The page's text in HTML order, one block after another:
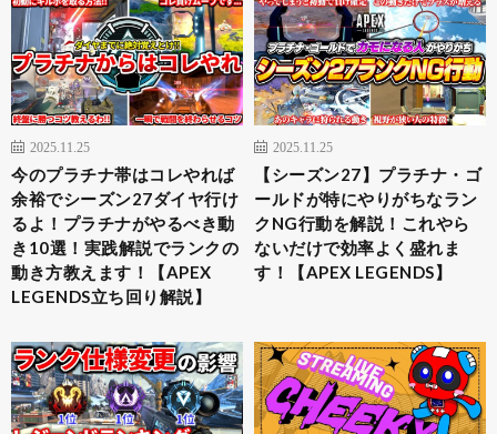
2025.11.25
今のプラチナ帯はコレやれば
余裕でシーズン27ダイヤ行け
るよ！プラチナがやるべき動
き10選！実践解説でランクの
動き方教えます！【APEX
LEGENDS立ち回り解説】
2025.11.25
【シーズン27】プラチナ・ゴ
ールドが特にやりがちなラン
クNG行動を解説！これやら
ないだけで効率よく盛れま
す！【APEX LEGENDS】